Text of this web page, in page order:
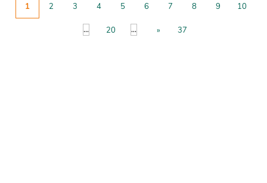
1 2 3 4 5 6 7 8 9 10
... 20 ... » 37